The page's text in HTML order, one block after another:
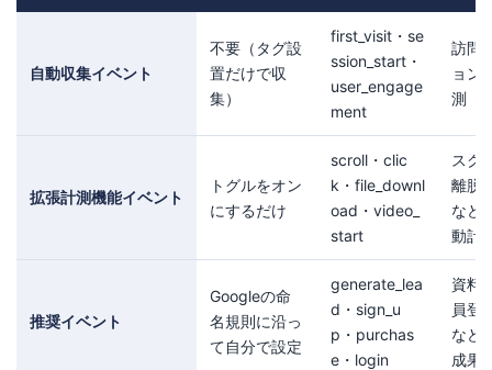
自動収集イベント
不要（タグ設
置だけで収
集）
first_visit・se
ssion_start・
user_engage
ment
訪問
ョン
測
拡張計測機能イベント
トグルをオン
にするだけ
scroll・clic
k・file_downl
oad・video_
start
スク
離脱
など
動計
推奨イベント
Googleの命
名規則に沿っ
て自分で設定
generate_lea
d・sign_u
p・purchas
e・login
資料
員登
など
成果